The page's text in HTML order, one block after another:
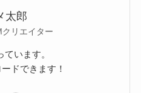
太郎
リエイター
います。
ドできます！